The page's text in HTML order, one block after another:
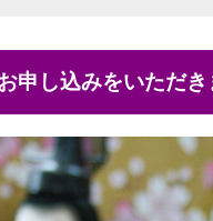
申し込みをいただ